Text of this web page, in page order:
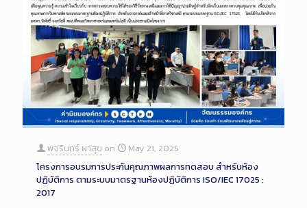
พจรินทร์ ผาสุข on
May 21, 2025
โครงการอบรมการประกันคุณภาพผลการทดสอบ สำหรับห้อง
ปฏิบัติการ ตามระบบมาตรฐานห้องปฏิบัติการ ISO/IEC 17025 :
2017